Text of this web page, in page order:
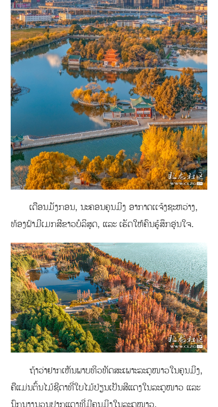
ເດືອນມັງກອນ, ນະຄອນຄຸນມິງ ອາກາດເເຈ້ງຊະຫວ່າງ,
ທ້ອງຟ້າມີເມກສີຂາວບໍລິສຸດ, ແລະ ເຮັດໃຫ້ຄົນຮູ້ສຶກອຸ່ນໃຈ.
ຖ້າວ່າຢາກເຫັນພາບທິວທັດສະເພາະລະດຸໜາວໃນຄຸນມິງ,
ຄືແມ່ນຕົ້ນໄມ້ຊີດາທີ່ໃບໄມ້ປ່ຽນເປັນສີແດງໃນລະດູໜາວ ແລະ